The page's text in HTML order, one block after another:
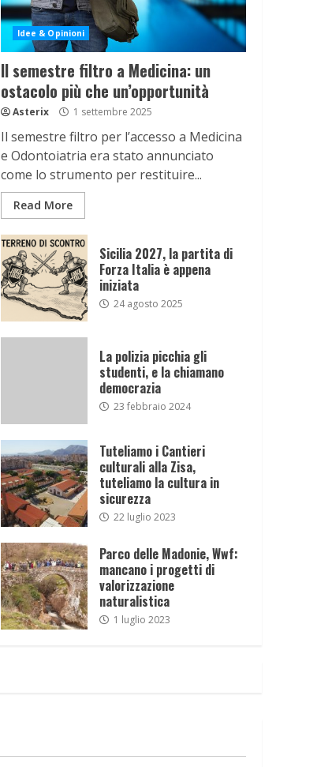
Idee & Opinioni
Il semestre filtro a Medicina: un
ostacolo più che un’opportunità
Asterix 1 settembre 2025
Il semestre filtro per l’accesso a Medicina
e Odontoiatria era stato annunciato
come lo strumento per restituire...
Read More
Sicilia 2027, la partita di
Forza Italia è appena
iniziata
24 agosto 2025
La polizia picchia gli
studenti, e la chiamano
democrazia
23 febbraio 2024
Tuteliamo i Cantieri
culturali alla Zisa,
tuteliamo la cultura in
sicurezza
22 luglio 2023
Parco delle Madonie, Wwf:
mancano i progetti di
valorizzazione
naturalistica
1 luglio 2023